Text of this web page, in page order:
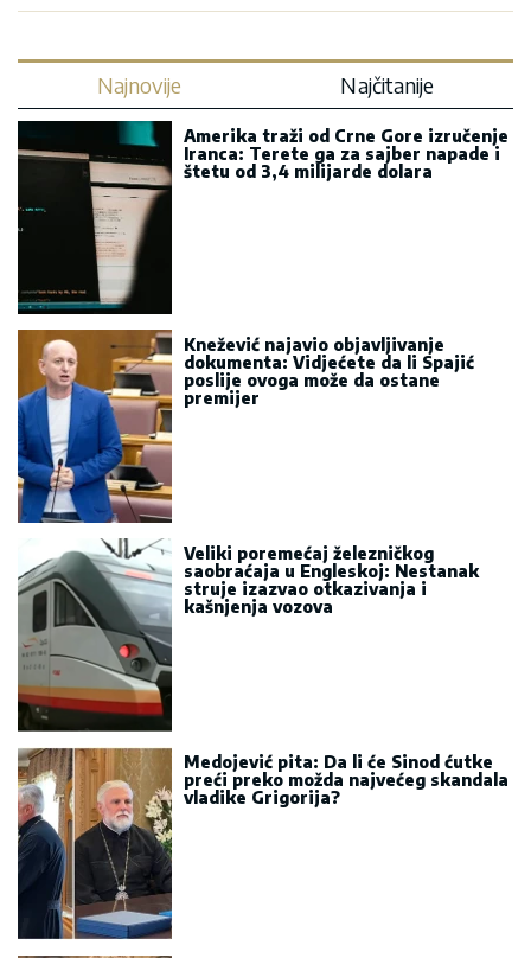
Najnovije Najčitanije
Amerika traži od Crne Gore izručenje
Iranca: Terete ga za sajber napade i
štetu od 3,4 milijarde dolara
Knežević najavio objavljivanje
dokumenta: Vidjećete da li Spajić
poslije ovoga može da ostane
premijer
Veliki poremećaj železničkog
saobraćaja u Engleskoj: Nestanak
struje izazvao otkazivanja i
kašnjenja vozova
Medojević pita: Da li će Sinod ćutke
preći preko možda najvećeg skandala
vladike Grigorija?